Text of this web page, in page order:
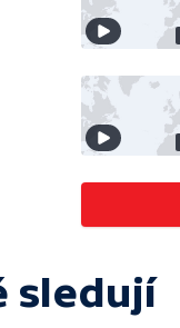
sledují